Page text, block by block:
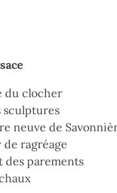
du clocher
sculptures
neuve de
de ragréage
parements